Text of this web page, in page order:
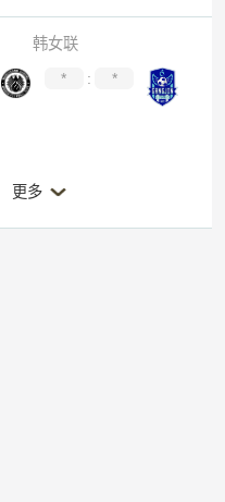
韩女联
* : *
更多